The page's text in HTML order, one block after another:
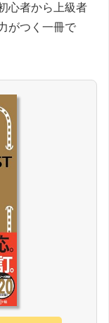
心者から上級者
がつく一冊で